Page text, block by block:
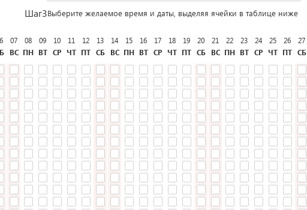
Шаг3Выберите желаемое время и даты, выделяя ячейки в таблице ниже
07
ВС
08
ПН
09
ВТ
10
СР
11
ЧТ
12
ПТ
13
СБ
14
ВС
15
ПН
16
ВТ
17
СР
18
ЧТ
19
ПТ
20
СБ
21
ВС
22
ПН
23
ВТ
24
СР
25
ЧТ
26
ПТ
27
СБ